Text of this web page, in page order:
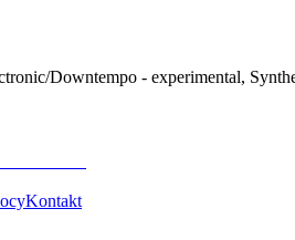
Downtempo - experimental,
Kontakt